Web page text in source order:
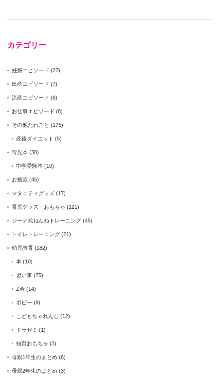
カテゴリー
妊娠エピソード (22)
出産エピソード (7)
流産エピソード (8)
お仕事エピソード (8)
その他たわごと (175)
産後ダイエット (5)
育児本 (38)
中学受験本 (10)
お勉強 (45)
マタニティグッズ (17)
育児グッズ・おもちゃ (121)
ジーナ式ねんねトレーニング (45)
トイレトレーニング (21)
幼児教育 (182)
本 (10)
習い事 (75)
Z会 (14)
ポピー (9)
こどもちゃれんじ (12)
ドラゼミ (1)
知育おもちゃ (3)
母親1年生のまとめ (6)
母親2年生のまとめ (3)